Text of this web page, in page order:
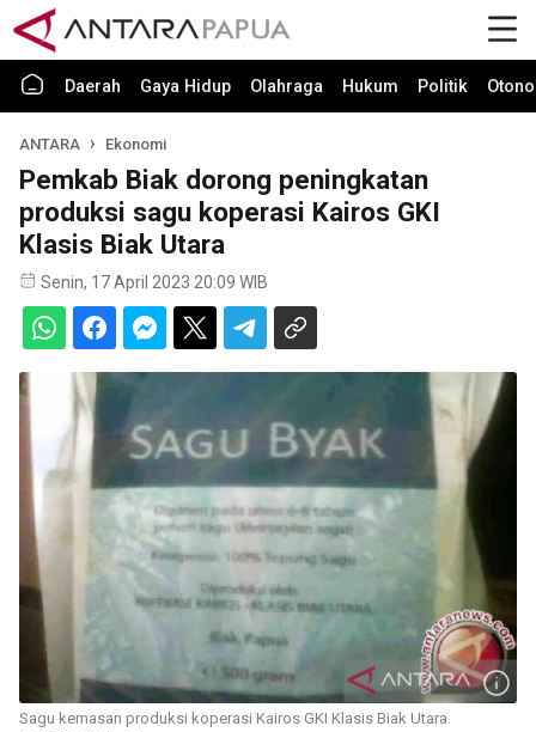
Daerah Gaya Hidup Olahraga Hukum Politik
ANTARA Ekonomi
Pemkab Biak dorong peningkatan
produksi sagu koperasi Kairos GKI
Klasis Biak Utara
Senin, 17 April 2023 20:09 WIB
Sagu kemasan produksi koperasi Kairos GKI Klasis Biak Utara.